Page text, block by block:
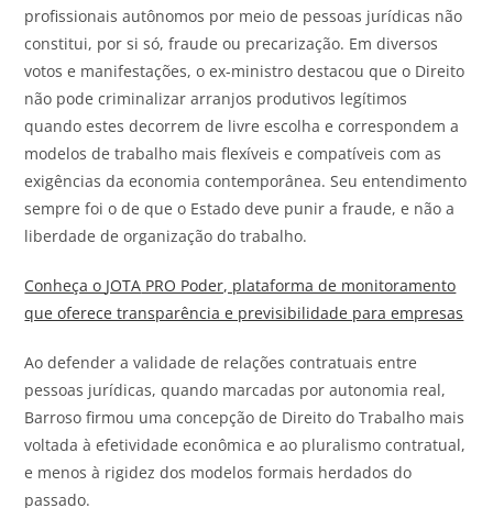
profissionais autônomos por meio de pessoas jurídicas não
constitui, por si só, fraude ou precarização. Em diversos
votos e manifestações, o ex-ministro destacou que o Direito
não pode criminalizar arranjos produtivos legítimos
quando estes decorrem de livre escolha e correspondem a
modelos de trabalho mais flexíveis e compatíveis com as
exigências da economia contemporânea. Seu entendimento
sempre foi o de que o Estado deve punir a fraude, e não a
liberdade de organização do trabalho.
Conheça o JOTA PRO Poder, plataforma de monitoramento
que oferece transparência e previsibilidade para empresas
Ao defender a validade de relações contratuais entre
pessoas jurídicas, quando marcadas por autonomia real,
Barroso firmou uma concepção de Direito do Trabalho mais
voltada à efetividade econômica e ao pluralismo contratual,
e menos à rigidez dos modelos formais herdados do
passado.